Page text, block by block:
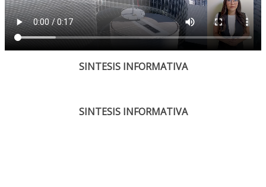
SINTESIS INFORMATIVA
SINTESIS INFORMATIVA